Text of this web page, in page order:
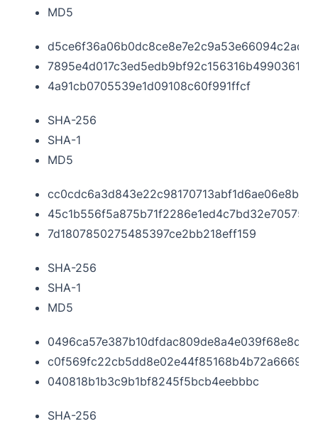
MD5
7895e4d017c3ed5edb9bf92c156316b4990361eb
4a91cb0705539e1d09108c60f991ffcf
SHA-256
SHA-1
MD5
45c1b556f5a875b71f2286e1ed4c7bd32e705758
7d1807850275485397ce2bb218eff159
SHA-256
SHA-1
MD5
c0f569fc22cb5dd8e02e44f85168b4b72a6669c3
040818b1b3c9b1bf8245f5bcb4eebbbc
SHA-256